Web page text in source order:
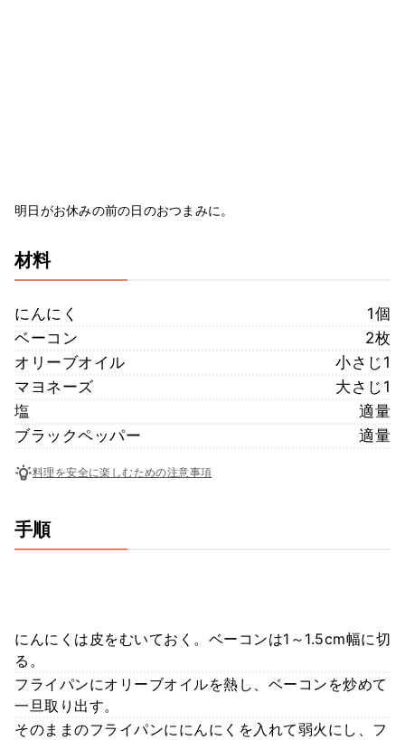
明日がお休みの前の日のおつまみに。
材料
にんにく
1個
ベーコン
2枚
オリーブオイル
小さじ1
マヨネーズ
大さじ1
塩
適量
ブラックペッパー
適量
料理を安全に楽しむための注意事項
手順
にんにくは皮をむいておく。ベーコンは1～1.5cm幅に切
る。
フライパンにオリーブオイルを熱し、ベーコンを炒めて
一旦取り出す。
そのままのフライパンににんにくを入れて弱火にし、フ